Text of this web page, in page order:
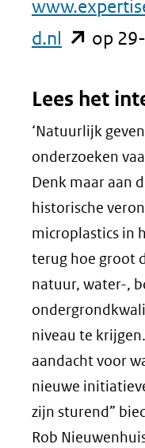
d.nl (opent
nieuw
venster)
(verwijst
naar
een
andere
website)
op
Lees het
‘Natuurlijk
onderzoeken
Denk maar aan
historische
microplastics in
terug hoe groot
natuur, water-,
niveau te
aandacht voor
nieuwe
zijn sturend”
Rob